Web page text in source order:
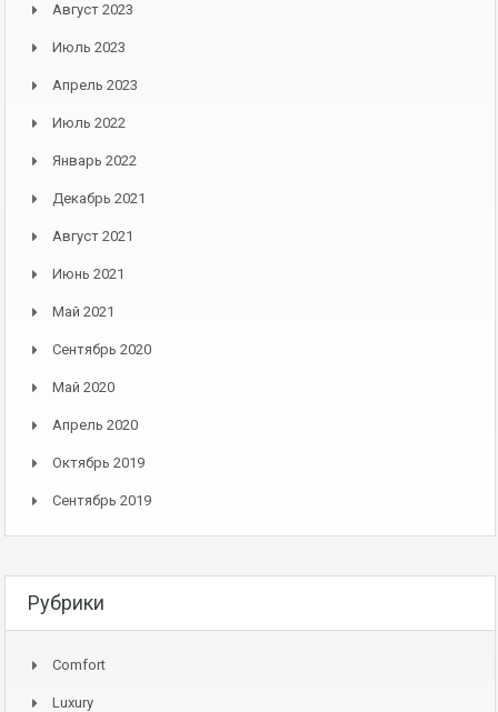
Август 2023
Июль 2023
Апрель 2023
Июль 2022
Январь 2022
Декабрь 2021
Август 2021
Июнь 2021
Май 2021
Сентябрь 2020
Май 2020
Апрель 2020
Октябрь 2019
Сентябрь 2019
Рубрики
Comfort
Luxury